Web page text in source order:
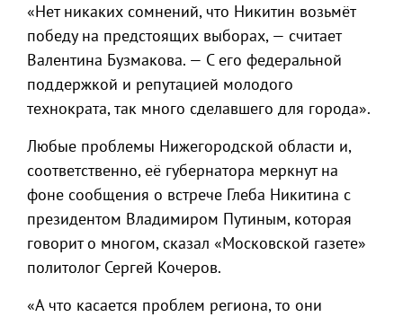
«Нет никаких сомнений, что Никитин возьмёт
победу на предстоящих выборах, — считает
Валентина Бузмакова. — С его федеральной
поддержкой и репутацией молодого
технократа, так много сделавшего для города».
Любые проблемы Нижегородской области и,
соответственно, её губернатора меркнут на
фоне сообщения о встрече Глеба Никитина с
президентом Владимиром Путиным, которая
говорит о многом, сказал «Московской газете»
политолог Сергей Кочеров.
«А что касается проблем региона, то они